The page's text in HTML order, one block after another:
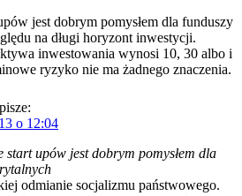
jest dobrym pomysłem dla funduszy
na długi horyzont inwestycji.
inwestowania wynosi 10, 30 albo i
ryzyko nie ma żadnego znaczenia.
pisze:
o 12:04
start upów jest dobrym pomysłem dla
odmianie socjalizmu państwowego.